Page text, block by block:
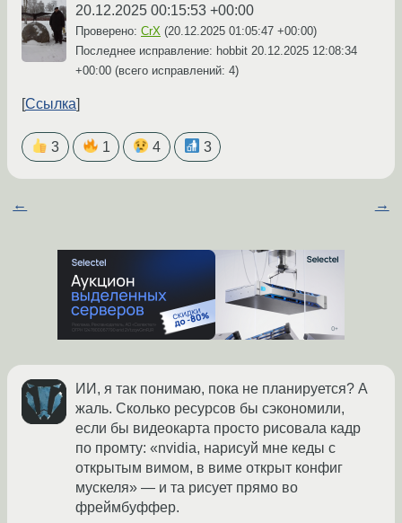
20.12.2025 00:15:53 +00:00
Проверено: CrX (20.12.2025 01:05:47 +00:00)
Последнее исправление: hobbit 20.12.2025 12:08:34
+00:00 (всего исправлений: 4)
Ссылка
3 1 4 3
← →
ИИ, я так понимаю, пока не планируется? А
жаль. Сколько ресурсов бы сэкономили,
если бы видеокарта просто рисовала кадр
по промту: «nvidia, нарисуй мне кеды с
открытым вимом, в виме открыт конфиг
мускеля» — и та рисует прямо во
фреймбуффер.